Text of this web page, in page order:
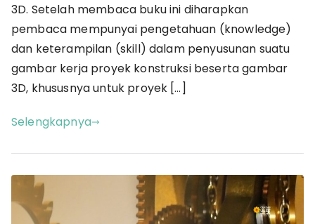
3D
3D. Setelah membaca buku ini diharapkan
pembaca mempunyai pengetahuan (knowledge)
dan keterampilan (skill) dalam penyusunan suatu
gambar kerja proyek konstruksi beserta gambar
3D, khususnya untuk proyek […]
Selengkapnya